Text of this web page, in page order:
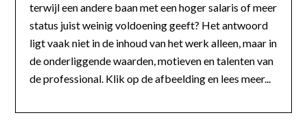
terwijl een andere baan met een hoger salaris of meer
status juist weinig voldoening geeft? Het antwoord
ligt vaak niet in de inhoud van het werk alleen, maar in
de onderliggende waarden, motieven en talenten van
de professional. Klik op de afbeelding en lees meer...